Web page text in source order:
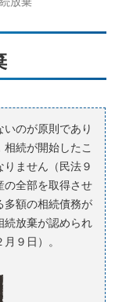
のが原則であり
相続が開始したこ
ません（民法９
の全部を取得させ
多額の相続債務が
続放棄が認められ
９日）。